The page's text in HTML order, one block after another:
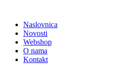
Naslovnica
Novosti
Webshop
O nama
Kontakt